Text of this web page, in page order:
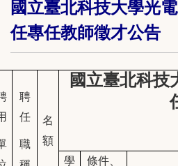
國立臺北科技大學光
任專任教師徵才公告
聘
任
職
名
額
國立臺北科技
學
條件、